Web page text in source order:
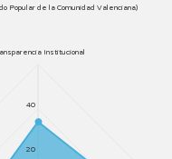
Popular de la Comunidad Valenciana)
Institucional
20
40